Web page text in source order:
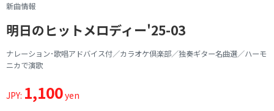
新曲情報
明日のヒットメロディー'25-03
ナレーション･歌唱アドバイス付／カラオケ倶楽部／独奏ギター名曲選／ハーモ
ニカで演歌
JPY: 1,100yen